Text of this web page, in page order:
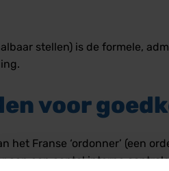
stellen) is de formele,
voor
het Franse ‘ordonner’ (een
aan een aantal interne